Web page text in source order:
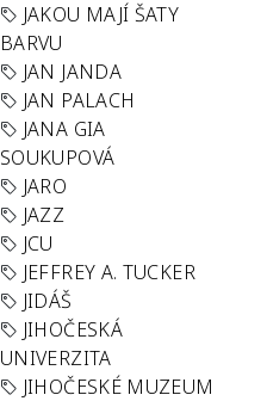
JAKOU MAJÍ ŠATY
BARVU
JAN JANDA
JAN PALACH
JANA GIA
SOUKUPOVÁ
JARO
JAZZ
JCU
JEFFREY A. TUCKER
JIDÁŠ
JIHOČESKÁ
UNIVERZITA
JIHOČESKÉ MUZEUM